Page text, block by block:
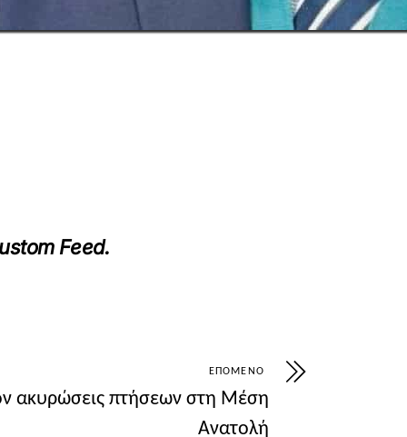
toyristiko-afigima-gia-tin-kerkyra-me-
Feed.
ΕΠΌΜΕΝΟ
ακυρώσεις πτήσεων στη Μέση
Ανατολή